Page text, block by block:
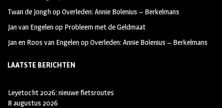
Twan de JonghopOverleden: Annie Bolenius – Berkelmans
Jan van Engelenop Probleem met de Geldmaat
Jan en Roos van EngelenopOverleden: Annie Bolenius – Berkelmans
LAATSTE BERICHTEN
Leyetocht 2026: nieuwe fietsroutes
8 augustus 2026